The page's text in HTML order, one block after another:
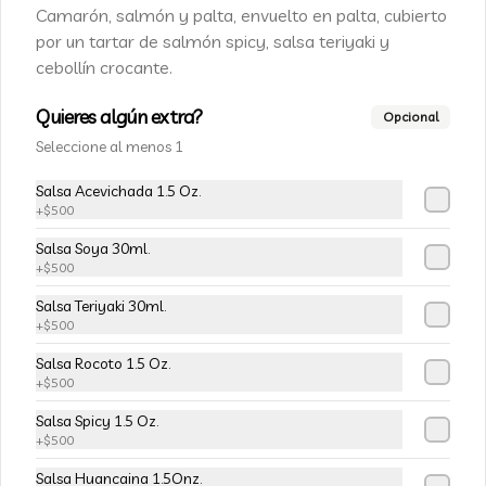
cebollín, envuelto en palta
Queso crema, champiñon furay y
cebollín frito en tempura.
$5.490$6.490
115-Vivian Rolls
Palta, champiñon furay, cebollín,
salsa teriyaki, cubierto de mix de papas
nativas
Camarón, salmón y palta, envuelto en palta, cubierto
por un tartar de salmón spicy, salsa teriyaki y
cebollín crocante.
Quieres algún extra? Opcional
Seleccione al menos 1
Salsa Acevichada 1.5 Oz.
+$500
Salsa Soya 30ml.
+$500
Salsa Teriyaki 30ml.
+$500
Salsa Rocoto 1.5 Oz.
+$500
Salsa Spicy 1.5 Oz.
+$500
Salsa Huancaina 1.5Onz.